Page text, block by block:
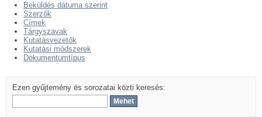
Beküldés dátuma szerint
Szerzők
Címek
Tárgyszavak
Kutatásvezetők
Kutatási módszerek
Dokumentumtípus
Ezen gyűjtemény és sorozatai közti keresés: